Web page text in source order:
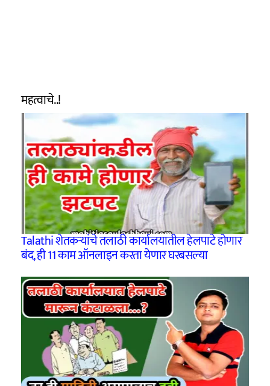
महत्वाचे..!
Talathi शेतकऱ्यांचे तलाठी कार्यालयातील हेलपाटे होणार
बंद, ही 11 काम ऑनलाइन करता येणार घरबसल्या